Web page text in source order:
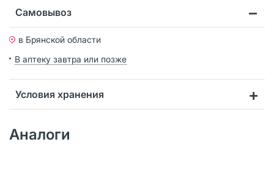
Самовывоз
в Брянской области
В аптеку завтра или позже
Условия хранения
Аналоги